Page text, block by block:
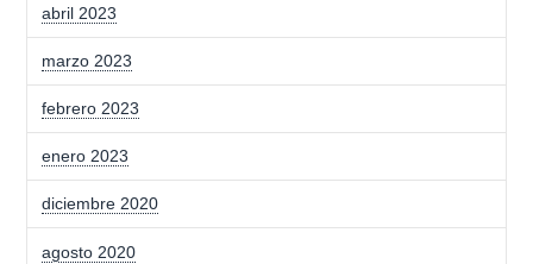
abril 2023
marzo 2023
febrero 2023
enero 2023
diciembre 2020
agosto 2020